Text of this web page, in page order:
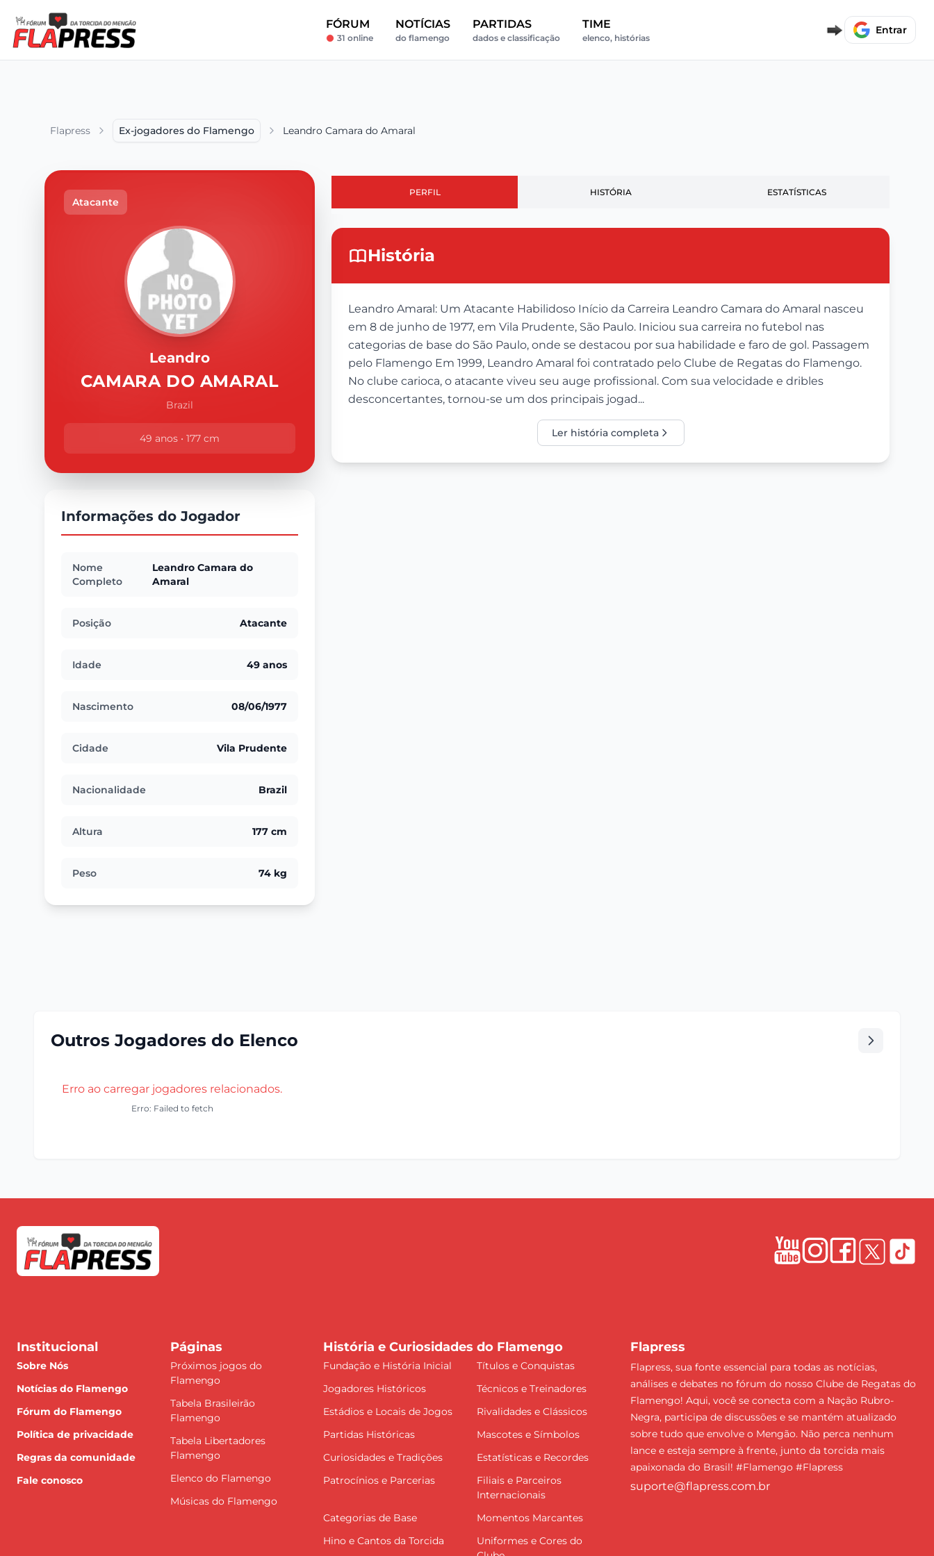
FÓRUM
31 online
NOTÍCIAS
do flamengo
PARTIDAS
dados e classificação
TIME
elenco, histórias
Entrar
Flapress Ex-jogadores do Flamengo Leandro Camara do Amaral
Atacante
Leandro
CAMARA DO AMARAL
Brazil
49 anos • 177 cm
Informações do Jogador
Nome
Completo
Leandro Camara do
Amaral
Posição Atacante
Idade 49 anos
Nascimento 08/06/1977
Cidade Vila Prudente
Nacionalidade Brazil
Altura 177 cm
Peso 74 kg
PERFIL HISTÓRIA ESTATÍSTICAS
História
Leandro Amaral: Um Atacante Habilidoso Início da Carreira Leandro Camara do Amaral nasceu
em 8 de junho de 1977, em Vila Prudente, São Paulo. Iniciou sua carreira no futebol nas
categorias de base do São Paulo, onde se destacou por sua habilidade e faro de gol. Passagem
pelo Flamengo Em 1999, Leandro Amaral foi contratado pelo Clube de Regatas do Flamengo.
No clube carioca, o atacante viveu seu auge profissional. Com sua velocidade e dribles
desconcertantes, tornou-se um dos principais jogad...
Ler história completa
Outros Jogadores do Elenco
Erro ao carregar jogadores relacionados.
Erro: Failed to fetch
Institucional
Sobre Nós
Notícias do Flamengo
Fórum do Flamengo
Política de privacidade
Regras da comunidade
Fale conosco
Páginas
Próximos jogos do
Flamengo
Tabela Brasileirão
Flamengo
Tabela Libertadores
Flamengo
Elenco do Flamengo
Músicas do Flamengo
História e Curiosidades do Flamengo
Fundação e História Inicial
Títulos e Conquistas
Jogadores Históricos
Técnicos e Treinadores
Estádios e Locais de Jogos
Rivalidades e Clássicos
Partidas Históricas
Mascotes e Símbolos
Curiosidades e Tradições
Estatísticas e Recordes
Patrocínios e Parcerias
Filiais e Parceiros
Internacionais
Categorias de Base
Momentos Marcantes
Hino e Cantos da Torcida
Uniformes e Cores do
Flapress
Flapress, sua fonte essencial para todas as notícias,
análises e debates no fórum do nosso Clube de Regatas do
Flamengo! Aqui, você se conecta com a Nação Rubro-
Negra, participa de discussões e se mantém atualizado
sobre tudo que envolve o Mengão. Não perca nenhum
lance e esteja sempre à frente, junto da torcida mais
apaixonada do Brasil! #Flamengo #Flapress
suporte@flapress.com.br